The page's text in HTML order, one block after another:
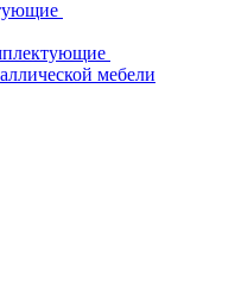
мебели